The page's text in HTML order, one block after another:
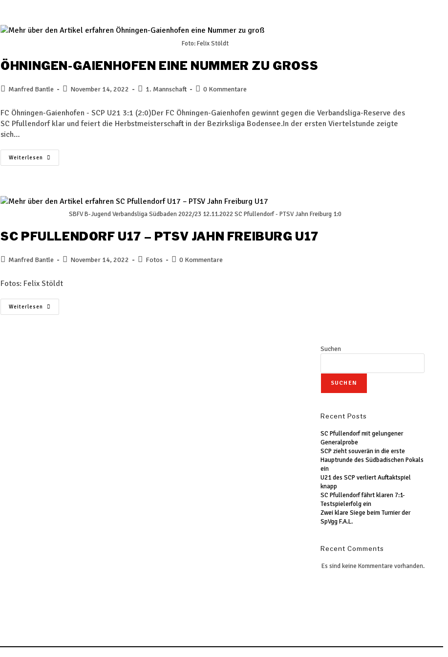
Foto: Felix Stöldt
ÖHNINGEN-GAIENHOFEN EINE NUMMER ZU GROSS
Manfred Bantle November 14, 2022 1. Mannschaft 0 Kommentare
FC Öhningen-Gaienhofen - SCP U21 3:1 (2:0)Der FC Öhningen-Gaienhofen gewinnt gegen die Verbandsliga-Reserve des
SC Pfullendorf klar und feiert die Herbstmeisterschaft in der Bezirksliga Bodensee.In der ersten Viertelstunde zeigte
sich…
Weiterlesen
SBFV B-Jugend Verbandsliga Südbaden 2022/23 12.11.2022 SC Pfullendorf - PTSV Jahn Freiburg 1:0
SC PFULLENDORF U17 – PTSV JAHN FREIBURG U17
Manfred Bantle November 14, 2022 Fotos 0 Kommentare
Fotos: Felix Stöldt
Weiterlesen
Suchen
SUCHEN
Recent Posts
SC Pfullendorf mit gelungener
Generalprobe
SCP zieht souverän in die erste
Hauptrunde des Südbadischen Pokals
ein
U21 des SCP verliert Auftaktspiel
knapp
SC Pfullendorf fährt klaren 7:1-
Testspielerfolg ein
Zwei klare Siege beim Turnier der
SpVgg F.A.L.
Recent Comments
Es sind keine Kommentare vorhanden.